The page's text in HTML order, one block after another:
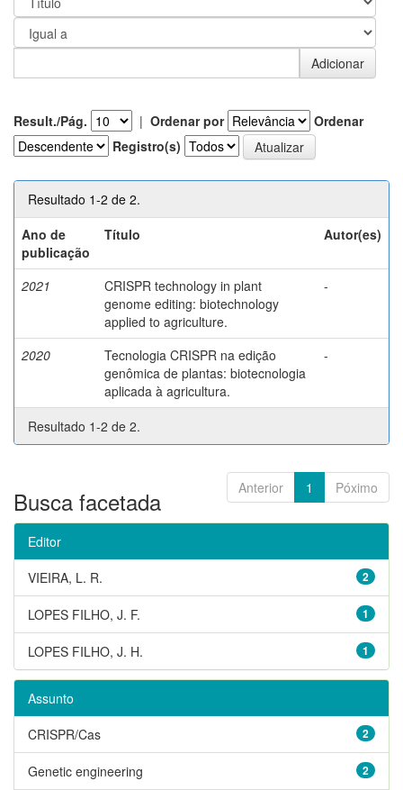
Result./Pág. | Ordenar por
Ordenar
Registro(s)
Resultado 1-2 de 2.
Ano de
publicação
Título Autor(es)
2021
CRISPR technology in plant
genome editing: biotechnology
applied to agriculture.
-
2020
Tecnologia CRISPR na edição
genômica de plantas: biotecnologia
aplicada à agricultura.
-
Resultado 1-2 de 2.
Anterior 1 Póximo
Busca facetada
Editor
2
VIEIRA, L. R.
1
LOPES FILHO, J. F.
1
LOPES FILHO, J. H.
Assunto
2
CRISPR/Cas
2
Genetic engineering